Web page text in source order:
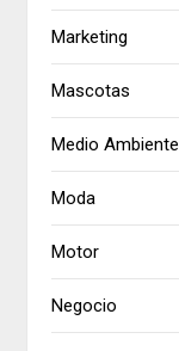
Marketing
Mascotas
Medio Ambiente
Moda
Motor
Negocio